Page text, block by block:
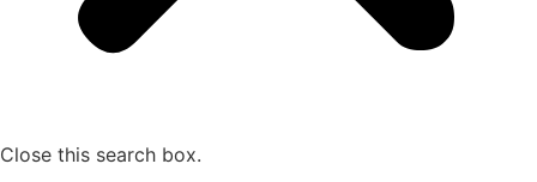
Close this search box.